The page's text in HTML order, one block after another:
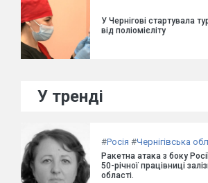
У Чернігові стартувала
від поліомієліту
У тренді
#Росія #Чернігівська
Ракетна атака з боку
50-річної працівниці
області.